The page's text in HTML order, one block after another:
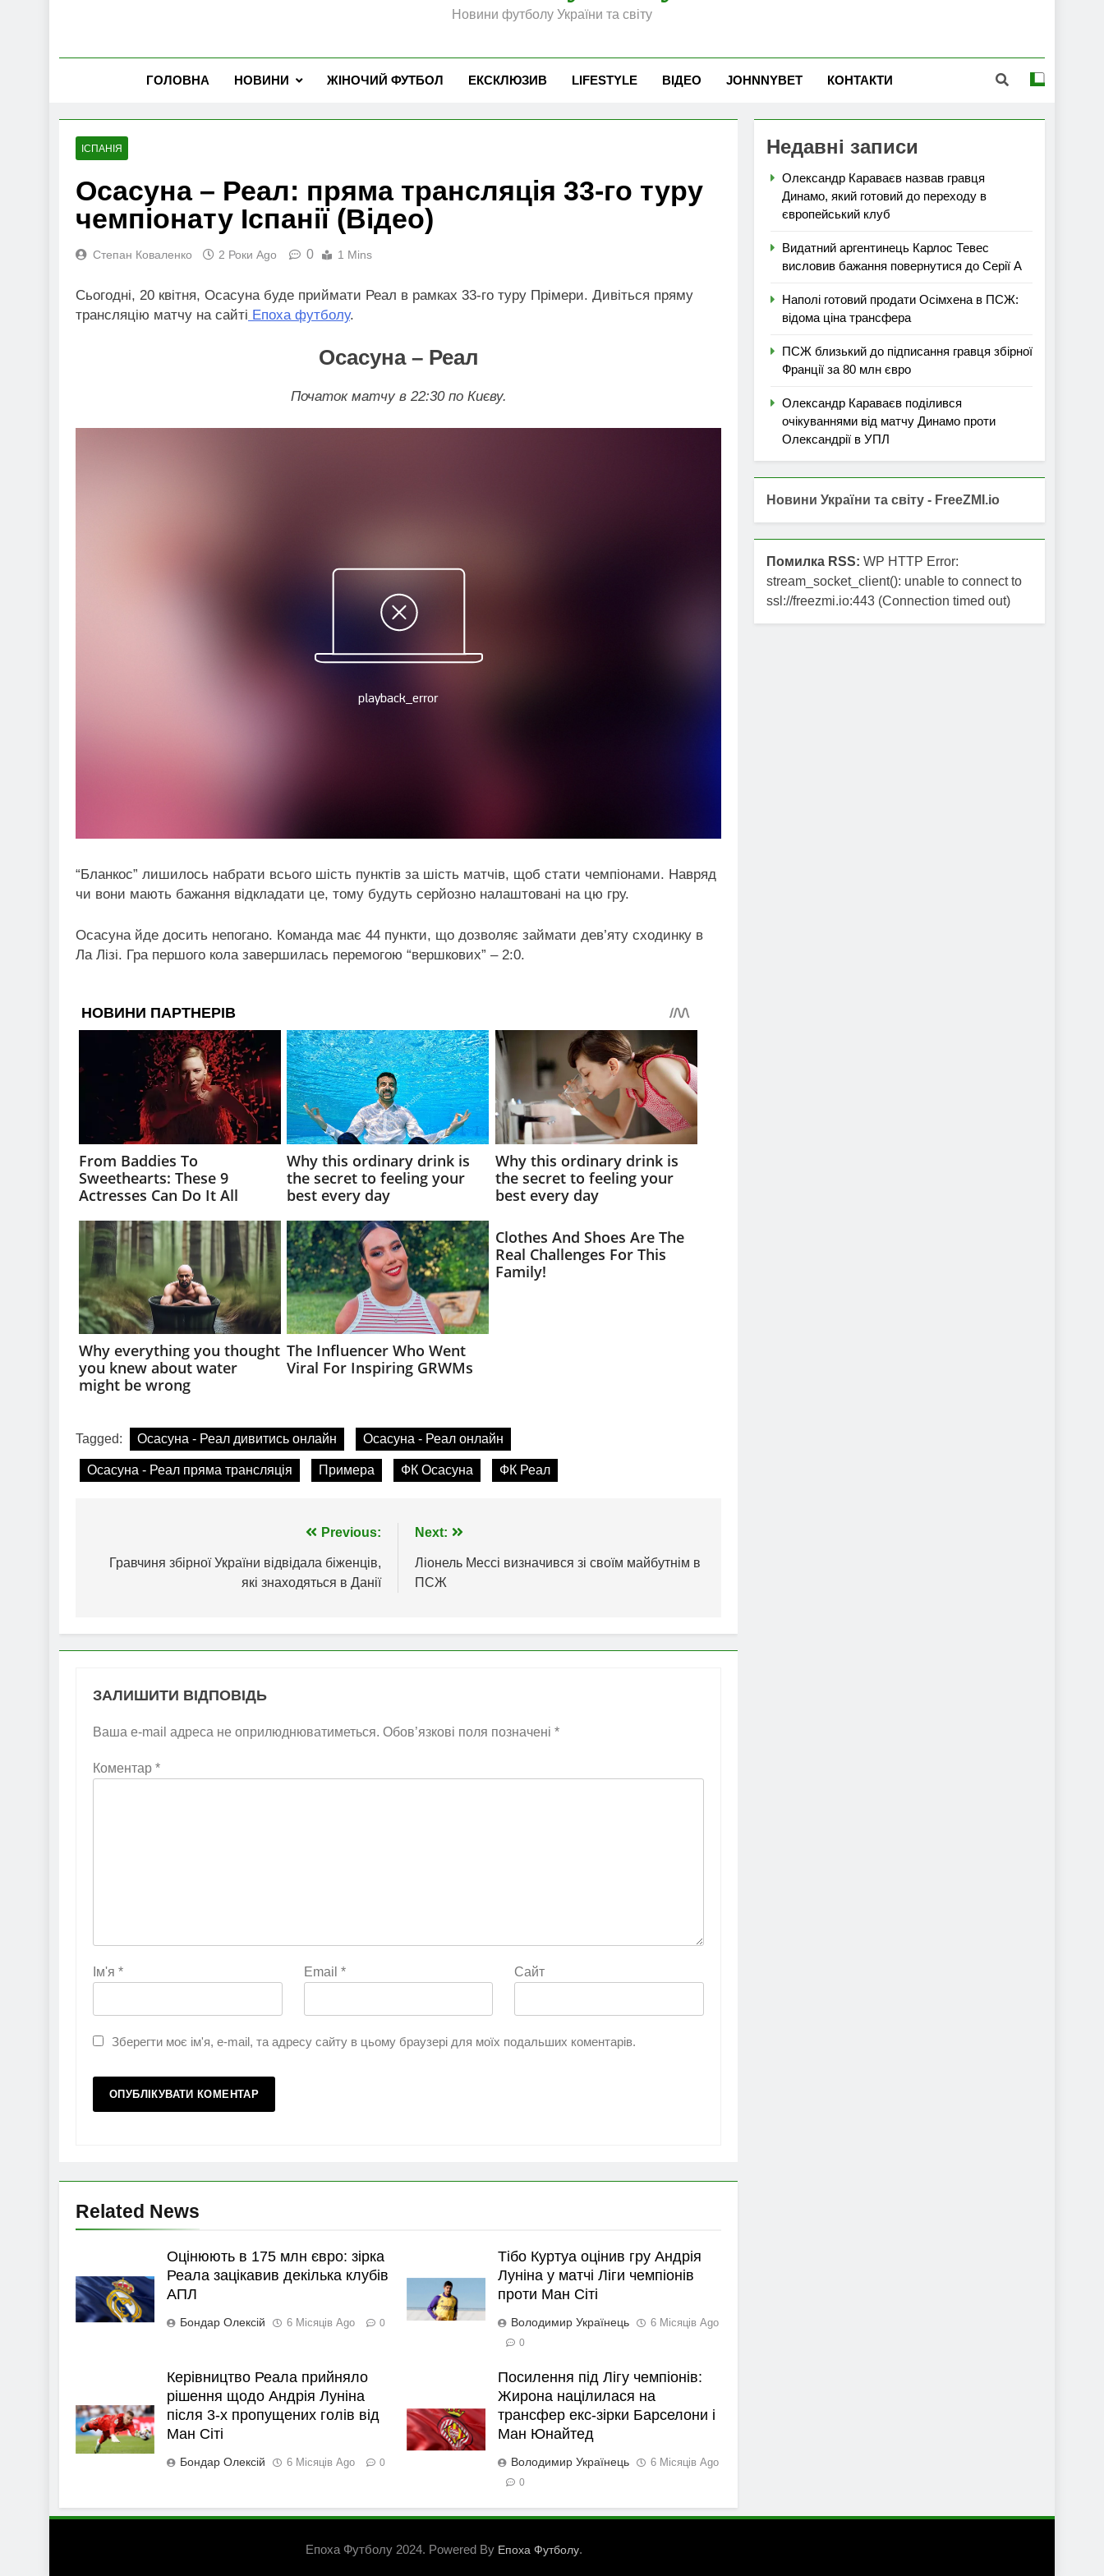
Новини футболу України та світу
ГОЛОВНА НОВИНИ ЖІНОЧИЙ ФУТБОЛ ЕКСКЛЮЗИВ LIFESTYLE ВІДЕО JOHNNYBET КОНТАКТИ
ІСПАНІЯ
Осасуна – Реал: пряма трансляція 33-го туру
чемпіонату Іспанії (Відео)
Степан Коваленко 2 Роки Ago 0 1 Mins
Сьогодні, 20 квітня, Осасуна буде приймати Реал в рамках 33-го туру Прімери. Дивіться пряму
трансляцію матчу на сайті Епоха футболу.
Осасуна – Реал
Початок матчу в 22:30 по Києву.
“Бланкос” лишилось набрати всього шість пунктів за шість матчів, щоб стати чемпіонами. Навряд
чи вони мають бажання відкладати це, тому будуть серйозно налаштовані на цю гру.
Осасуна йде досить непогано. Команда має 44 пункти, що дозволяє займати дев’яту сходинку в
Ла Лізі. Гра першого кола завершилась перемогою “вершкових” – 2:0.
Tagged: Осасуна - Реал дивитись онлайн Осасуна - Реал онлайн
Осасуна - Реал пряма трансляція Примера ФК Осасуна ФК Реал
записів
Previous:
Гравчиня збірної України відвідала біженців,
які знаходяться в Данії
Next:
Ліонель Мессі визначився зі своїм майбутнім в
ПСЖ
ЗАЛИШИТИ ВІДПОВІДЬ
Ваша e-mail адреса не оприлюднюватиметься. Обов’язкові поля позначені *
Коментар *
Ім'я * Email * Сайт
Зберегти моє ім'я, e-mail, та адресу сайту в цьому браузері для моїх подальших коментарів.
Related News
Оцінюють в 175 млн євро: зірка
Реала зацікавив декілька клубів
АПЛ
Бондар Олексій 6 Місяців Ago 0
Тібо Куртуа оцінив гру Андрія
Луніна у матчі Ліги чемпіонів
проти Ман Сіті
Володимир Українець 6 Місяців Ago
0
Керівництво Реала прийняло
рішення щодо Андрія Луніна
після 3-х пропущених голів від
Ман Сіті
Бондар Олексій 6 Місяців Ago 0
Посилення під Лігу чемпіонів:
Жирона націлилася на
трансфер екс-зірки Барселони і
Ман Юнайтед
Володимир Українець 6 Місяців Ago
0
Недавні записи
Олександр Караваєв назвав гравця
Динамо, який готовий до переходу в
європейський клуб
Видатний аргентинець Карлос Тевес
висловив бажання повернутися до Серії А
Наполі готовий продати Осімхена в ПСЖ:
відома ціна трансфера
ПСЖ близький до підписання гравця збірної
Франції за 80 млн євро
Олександр Караваєв поділився
очікуваннями від матчу Динамо проти
Олександрії в УПЛ
Новини України та світу - FreeZMI.io
Помилка RSS: WP HTTP Error:
stream_socket_client(): unable to connect to
ssl://freezmi.io:443 (Connection timed out)
Епоха Футболу 2024. Powered By Епоха Футболу.